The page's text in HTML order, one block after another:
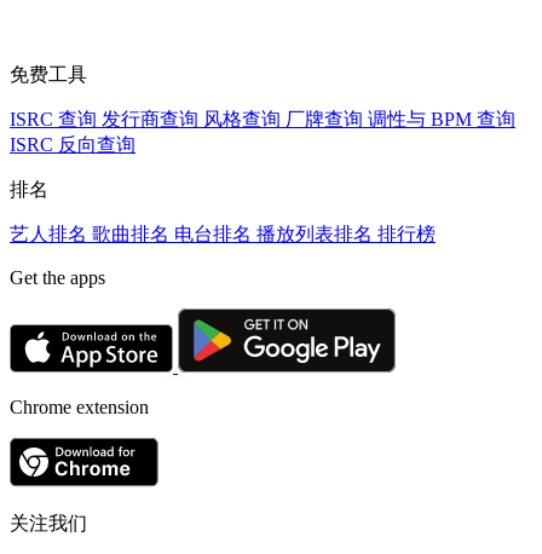
免费工具
ISRC 查询 发行商查询 风格查询 厂牌查询 调性与 BPM 查询
ISRC 反向查询
排名
艺人排名 歌曲排名 电台排名 播放列表排名 排行榜
Get the apps
Chrome extension
关注我们